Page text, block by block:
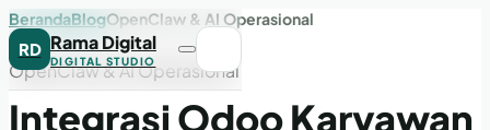
RD Rama Digital
DIGITAL STUDIO
BerandaBlogOpenClaw & AI Operasional
OpenClaw & AI Operasional
Integrasi Odoo Karyawan